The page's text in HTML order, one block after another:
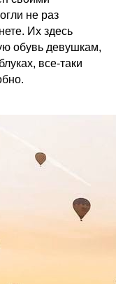
не раз
Их здесь
обувь девушкам,
все-таки